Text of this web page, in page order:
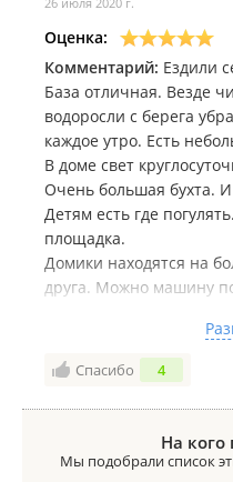
Оценка:
Комментарий: Ездили
База отличная. Везде
водоросли с берега
каждое утро. Есть
В доме свет
Очень большая бухта. И
Детям есть где
площадка.
Домики находятся на
друга. Можно машину
Ходили пешком в бухту
вдоль красивого берега.
Базой остались очень
Видно, что с душой все
Спасибо 4
На кого
Мы подобрали список